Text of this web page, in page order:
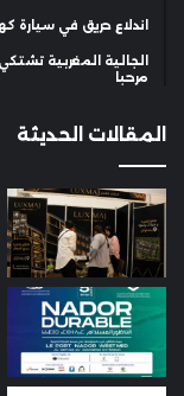
اندلاع حريق في سيارة
الجالية المغربية
مرحبا
المقالات الحديثة